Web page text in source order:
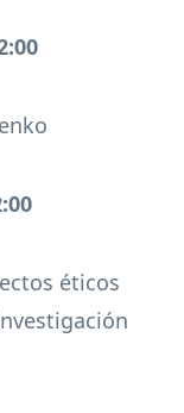
éticos